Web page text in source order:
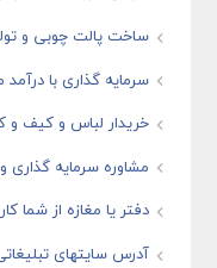
ساخت پالت چوبی و
سرمایه گذاری با
خریدار لباس و کیف و
مشاوره سرمایه
دفتر یا مغازه از شما
آدرس سایتهای